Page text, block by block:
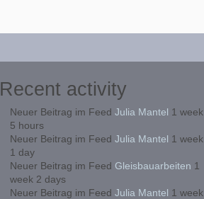
Recent activity
Neuer Beitrag im Feed Julia Mantel 1 week
5 hours
Neuer Beitrag im Feed Julia Mantel 1 week
1 day
Neuer Beitrag im Feed Gleisbauarbeiten 1
week 2 days
Neuer Beitrag im Feed Julia Mantel 1 week